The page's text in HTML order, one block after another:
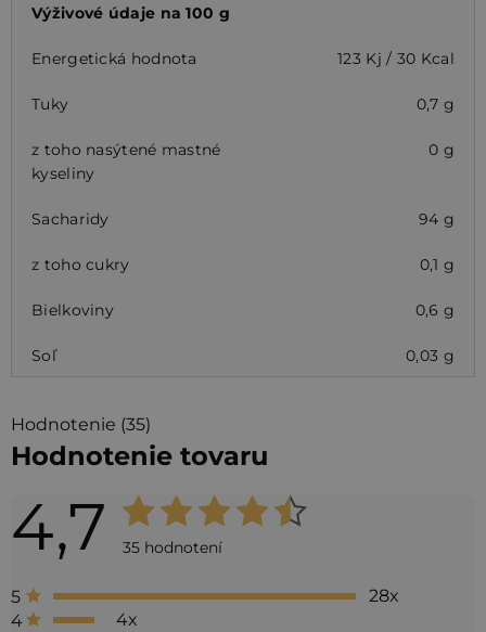
Výživové údaje na 100 g
Energetická hodnota 123 Kj / 30 Kcal
Tuky 0,7 g
z toho nasýtené mastné
kyseliny
0 g
Sacharidy 94 g
z toho cukry 0,1 g
Bielkoviny 0,6 g
Soľ 0,03 g
Hodnotenie (35)
Hodnotenie tovaru
4,7
Priemerné
hodnotenie
je
35 hodnotení
5
28x
4
4x